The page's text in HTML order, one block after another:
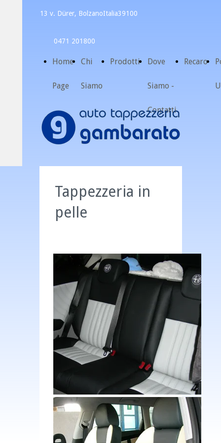
13 v. Dürer, BolzanoItalia39100
0471 201800
Home
Page
Chi
Siamo
Prodotti Dove
Siamo -
Contatti
Recaro
Tappezzeria in
pelle